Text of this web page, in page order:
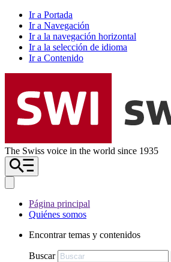
Ir a Portada
Ir a Navegación
Ir a la navegación horizontal
Ir a la selección de idioma
Ir a Contenido
The Swiss voice in the world since 1935
Página principal
Quiénes somos
Encontrar temas y contenidos
Buscar